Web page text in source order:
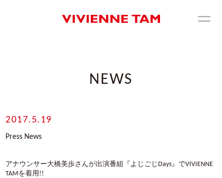
NEWS
2017.5.19
Press News
アナウンサー大橋美歩さんが出演番組『よじごじDays』でVIVIENNE
TAMを着用!!